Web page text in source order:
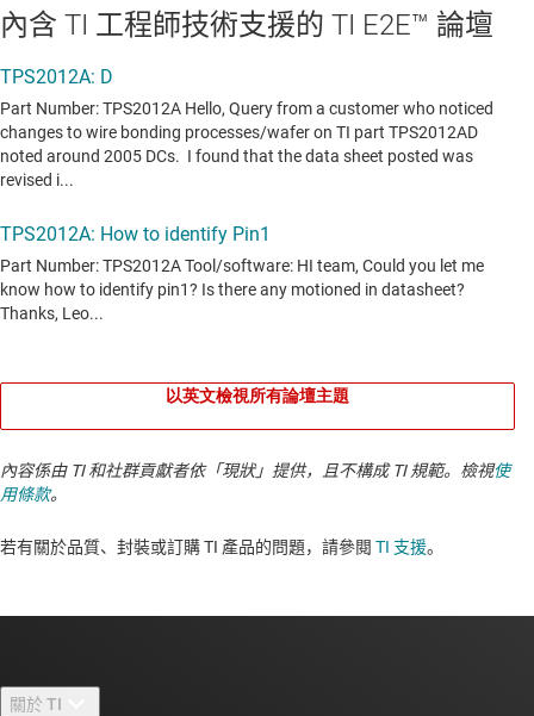
內含 TI 工程師技術支援的 TI E2E™ 論壇
以英文檢視所有論壇主題
內容係由 TI 和社群貢獻者依「現狀」提供，且不構成 TI 規範。檢視使
用條款。
若有關於品質、封裝或訂購 TI 產品的問題，請參閱 TI 支援。​​​​​​​​​​​​​​
關於 TI